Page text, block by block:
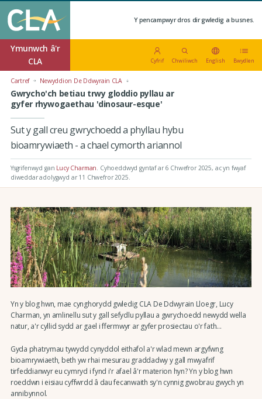
Y pencampwyr dros dir gwledig a busnes.
Ymunwch â'r
CLA
Cyfrif Chwiliwch English Bwydlen
Cartref Newyddion De Ddwyrain CLA
Gwrycho'ch betiau trwy gloddio pyllau ar
gyfer rhywogaethau 'dinosaur-esque'
Sut y gall creu gwrychoedd a phyllau hybu
bioamrywiaeth - a chael cymorth ariannol
Ysgrifenwyd gan Lucy Charman Cyhoeddwyd gyntaf ar 6 Chwefror 2025, ac yn fwyaf
diweddar adolygwyd ar 11 Chwefror 2025.
Yn y blog hwn, mae cynghorydd gwledig CLA De Ddwyrain Lloegr, Lucy
Charman, yn amlinellu sut y gall sefydlu pyllau a gwrychoedd newydd wella
natur, a'r cyllid sydd ar gael i ffermwyr ar gyfer prosiectau o'r fath...
Gyda phatrymau tywydd cynyddol eithafol a'r wlad mewn argyfwng
bioamrywiaeth, beth yw rhai mesurau graddadwy y gall mwyafrif
tirfeddianwyr eu cymryd i fynd i'r afael â'r materion hyn? Yn y blog hwn
roeddwn i eisiau cyffwrdd â dau fecanwaith sy'n cynnig gwobrau gwych yn
annibynnol.